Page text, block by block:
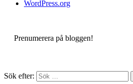
WordPress.org
Prenumerera på bloggen!
Sök efter: